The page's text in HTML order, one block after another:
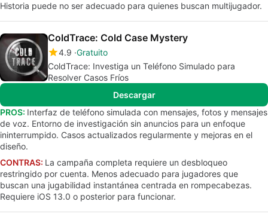
Historia puede no ser adecuado para quienes buscan multijugador.
ColdTrace: Cold Case Mystery
4.9 Gratuito
ColdTrace: Investiga un Teléfono Simulado para
Resolver Casos Fríos
Descargar
PROS: Interfaz de teléfono simulada con mensajes, fotos y mensajes
de voz. Entorno de investigación sin anuncios para un enfoque
ininterrumpido. Casos actualizados regularmente y mejoras en el
diseño.
CONTRAS: La campaña completa requiere un desbloqueo
restringido por cuenta. Menos adecuado para jugadores que
buscan una jugabilidad instantánea centrada en rompecabezas.
Requiere iOS 13.0 o posterior para funcionar.